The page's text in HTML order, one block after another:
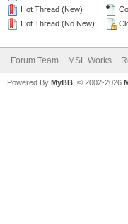
Hot Thread (New)
Hot Thread (No New)
Forum Team MSL Works
Powered By MyBB , © 2002-2026